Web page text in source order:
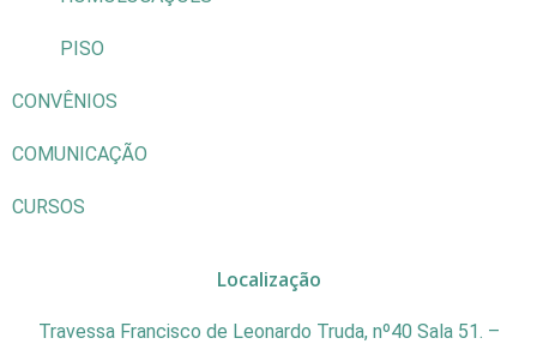
PISO
CONVÊNIOS
COMUNICAÇÃO
CURSOS
Localização
Travessa Francisco de Leonardo Truda, nº40 Sala 51. –